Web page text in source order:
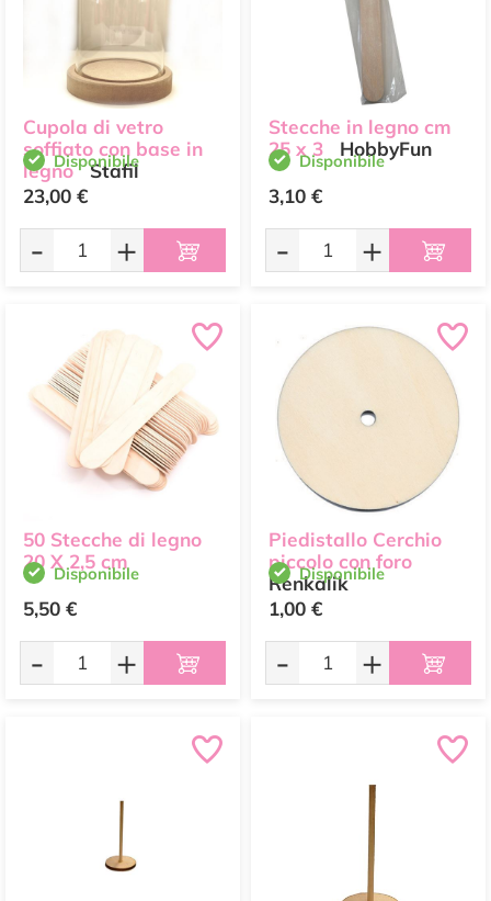
Cupola di vetro
soffiato con base in
legno Stafil
Disponibile
23,00 €
- +
Stecche in legno cm
25 x 3
HobbyFun
Disponibile
3,10 €
- +
50 Stecche di legno
20 X 2,5 cm
Disponibile
5,50 €
- +
Piedistallo Cerchio
piccolo con foro
Renkalik
Disponibile
1,00 €
- +